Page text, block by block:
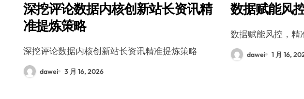
深挖评论数据内核创新站长资讯精
准提炼策略
深挖评论数据内核创新站长资讯精准提炼策略
dawei 3 月 16, 2026
数据赋能风
数据赋能风控，
dawei 1 月 16,